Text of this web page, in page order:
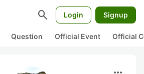
search Login Signup
Question Official Event Official